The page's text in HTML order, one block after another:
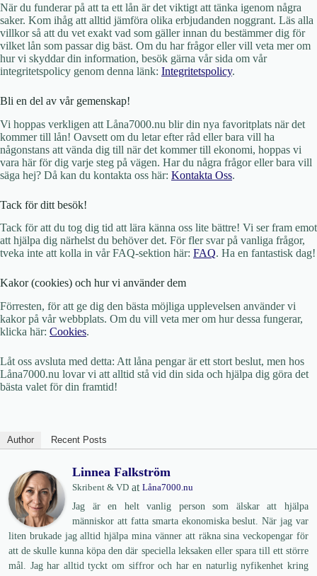
När du funderar på att ta ett lån är det viktigt att tänka igenom några
saker. Kom ihåg att alltid jämföra olika erbjudanden noggrant. Läs alla
villkor så att du vet exakt vad som gäller innan du bestämmer dig för
vilket lån som passar dig bäst. Om du har frågor eller vill veta mer om
hur vi skyddar din information, besök gärna vår sida om vår
integritetspolicy genom denna länk: Integritetspolicy.
Bli en del av vår gemenskap!
Vi hoppas verkligen att Låna7000.nu blir din nya favoritplats när det
kommer till lån! Oavsett om du letar efter råd eller bara vill ha
någonstans att vända dig till när det kommer till ekonomi, hoppas vi
vara här för dig varje steg på vägen. Har du några frågor eller bara vill
säga hej? Då kan du kontakta oss här: Kontakta Oss.
Tack för ditt besök!
Tack för att du tog dig tid att lära känna oss lite bättre! Vi ser fram emot
att hjälpa dig närhelst du behöver det. För fler svar på vanliga frågor,
tveka inte att kolla in vår FAQ-sektion här: FAQ. Ha en fantastisk dag!
Kakor (cookies) och hur vi använder dem
Förresten, för att ge dig den bästa möjliga upplevelsen använder vi
kakor på vår webbplats. Om du vill veta mer om hur dessa fungerar,
klicka här: Cookies.
Låt oss avsluta med detta: Att låna pengar är ett stort beslut, men hos
Låna7000.nu lovar vi att alltid stå vid din sida och hjälpa dig göra det
bästa valet för din framtid!
Author Recent Posts
Linnea Falkström
Skribent & VD at Låna7000.nu
Jag är en helt vanlig person som älskar att hjälpa
människor att fatta smarta ekonomiska beslut. När jag var
liten brukade jag alltid hjälpa mina vänner att räkna sina veckopengar för
att de skulle kunna köpa den där speciella leksaken eller spara till ett större
mål. Jag har alltid tyckt om siffror och har en naturlig nyfikenhet kring